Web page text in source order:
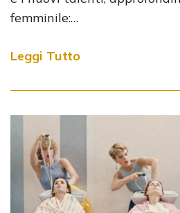
femminile:…
Leggi Tutto